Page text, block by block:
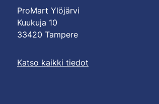
ProMart Ylöjärvi
Kuukuja 10
33420 Tampere
Katso kaikki tiedot